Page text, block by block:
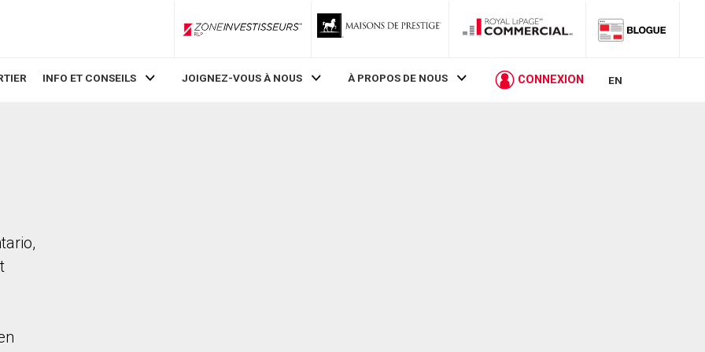
ZoneInvestisseurs RLP
INFO ET CONSEILS JOIGNEZ-VOUS À NOUS À PROPOS DE NOUS CONNEXION EN